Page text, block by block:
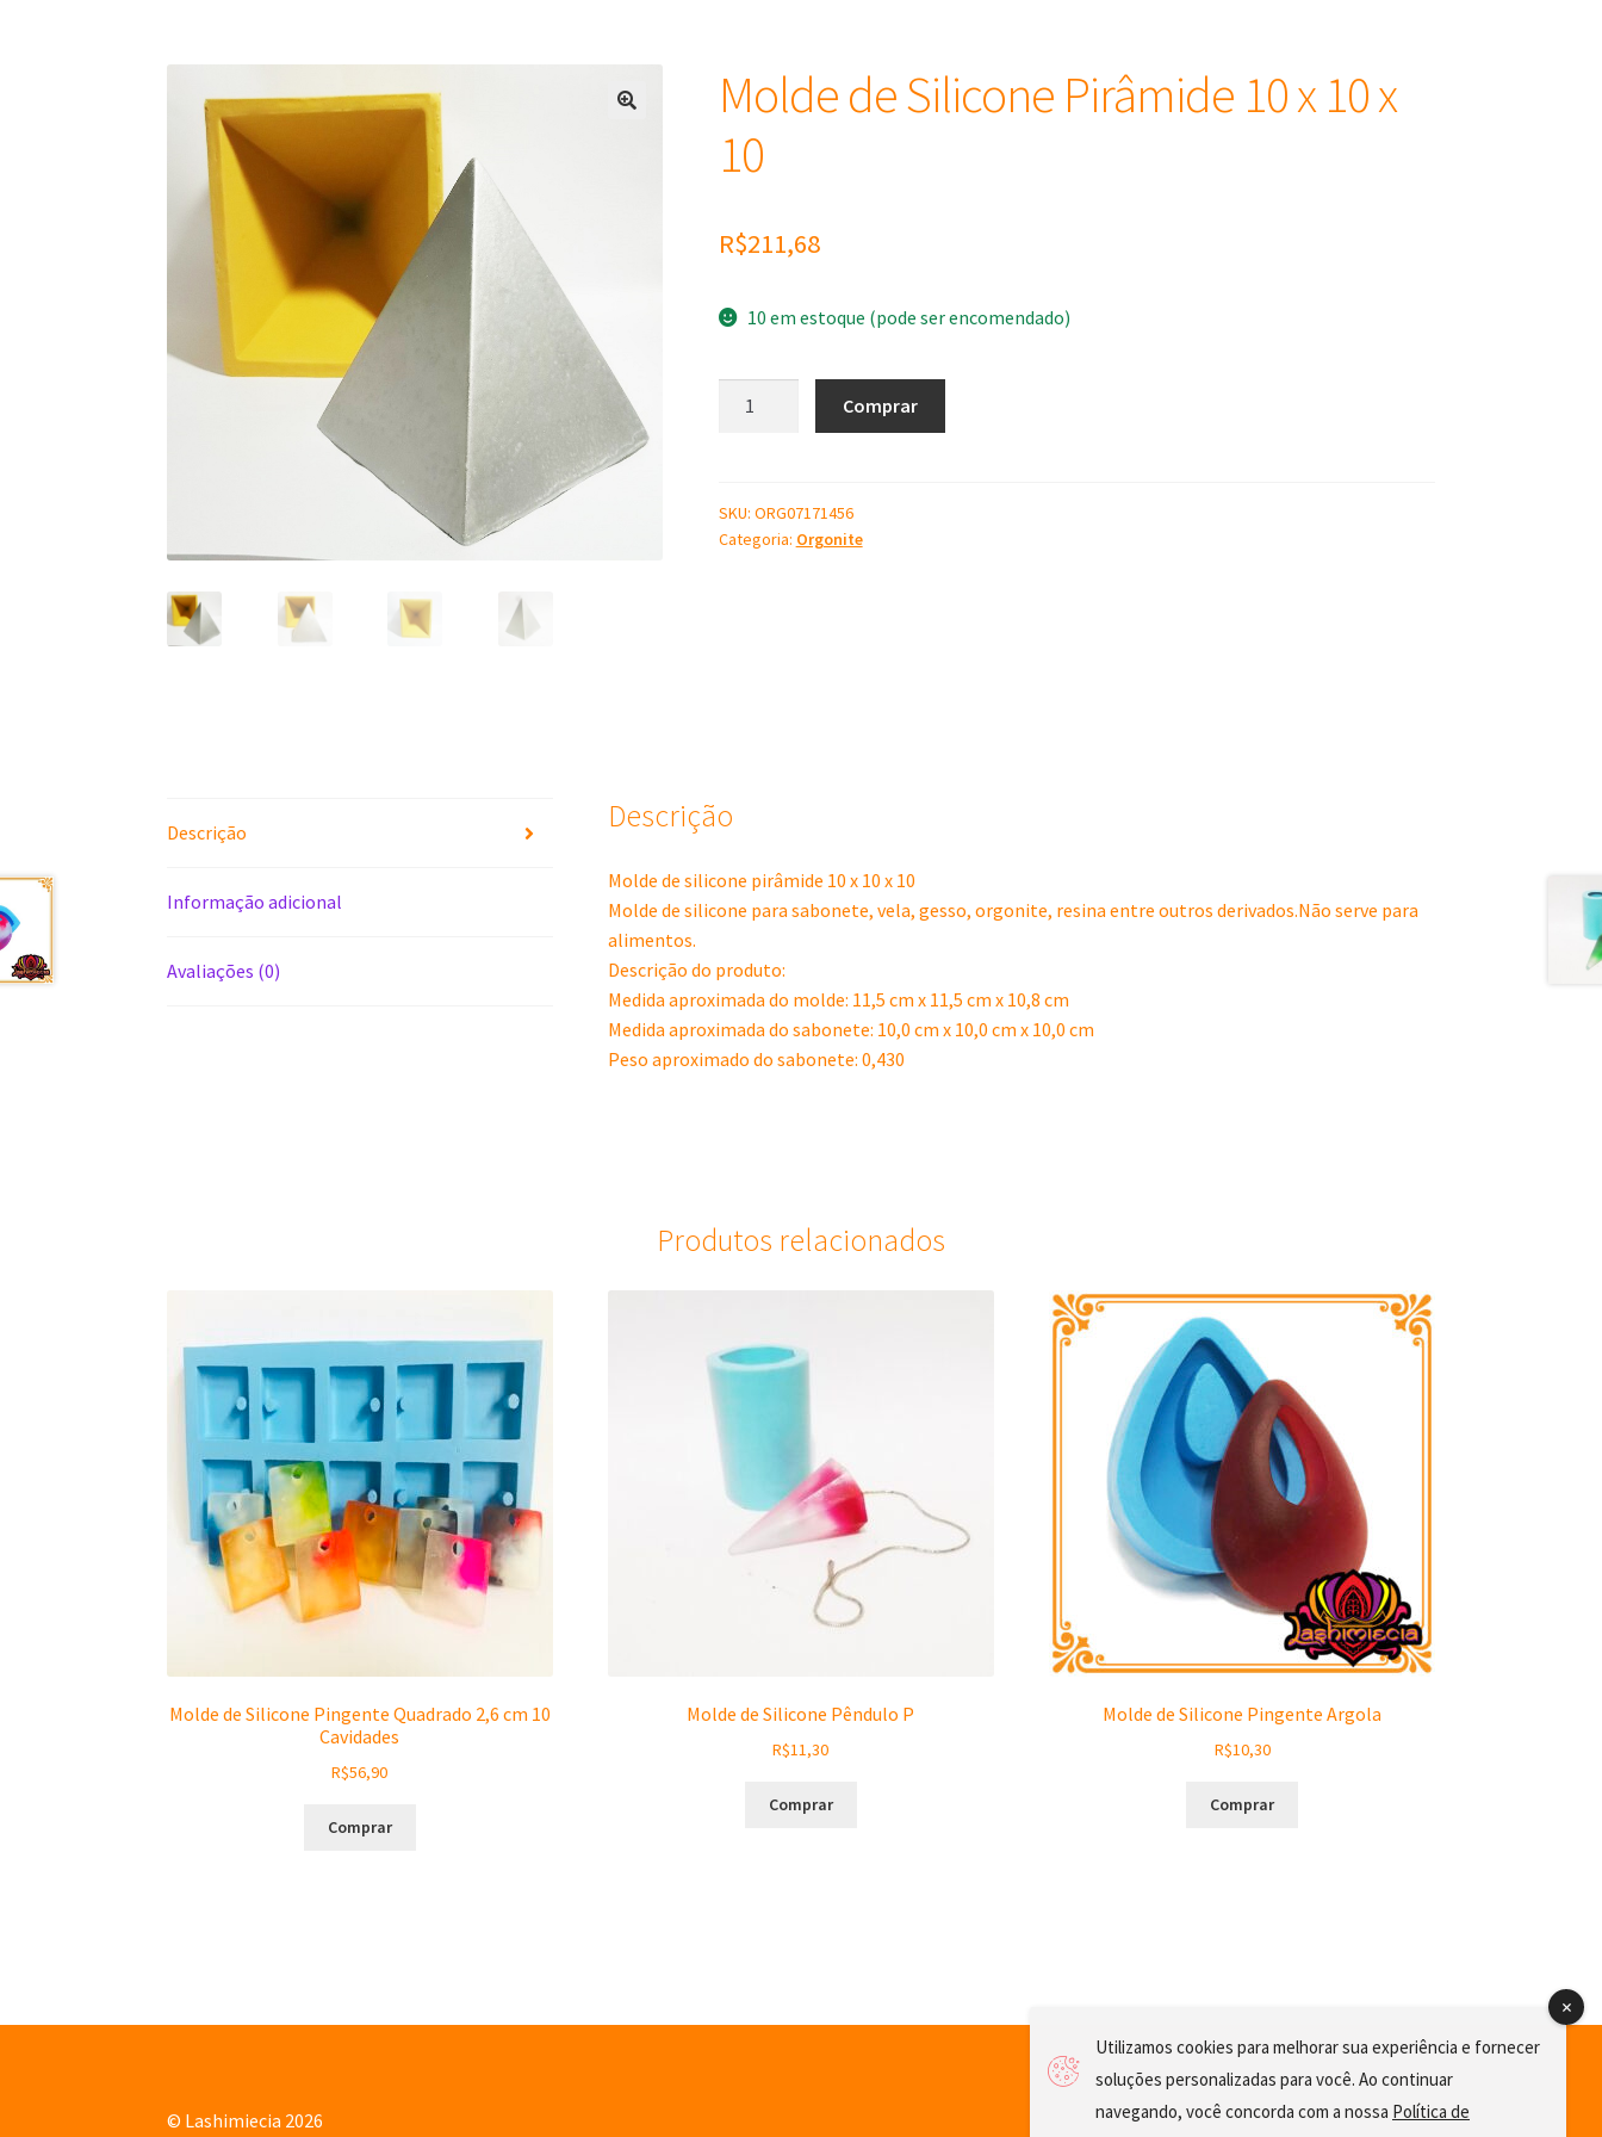
Molde de Silicone Pirâmide 10 x 10 x
10
R$211,68
10 em estoque (pode ser encomendado)
10
x
Comprar
SKU: ORG07171456
Categoria: Orgonite
Descrição
Informação adicional
Avaliações (0)
Descrição
Molde de silicone pirâmide 10 x 10 x 10
Molde de silicone para sabonete, vela, gesso, orgonite, resina entre outros derivados.Não serve para
alimentos.
Descrição do produto:
Medida aproximada do molde: 11,5 cm x 11,5 cm x 10,8 cm
Medida aproximada do sabonete: 10,0 cm x 10,0 cm x 10,0 cm
Peso aproximado do sabonete: 0,430
Produtos relacionados
Molde de Silicone Pingente Quadrado 2,6 cm 10
Cavidades
R$56,90
Comprar
Molde de Silicone Pêndulo P
R$11,30
Comprar
Molde de Silicone Pingente Argola
R$10,30
Comprar
© Lashimiecia 2026
Utilizamos cookies para melhorar sua experiência e fornecer
soluções personalizadas para você. Ao continuar
navegando, você concorda com a nossa Política de